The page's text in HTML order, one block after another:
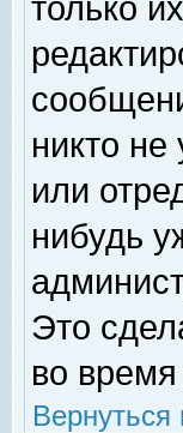
только
никто не
или
нибудь
Это
во время
Вернуться